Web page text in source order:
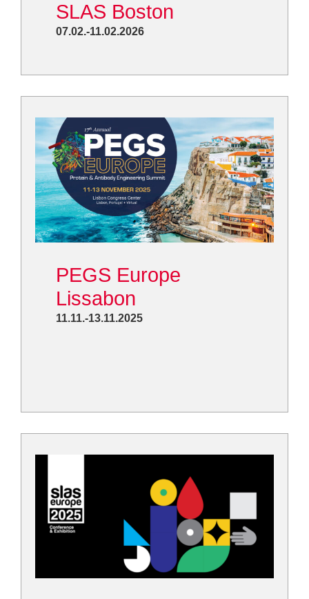
SLAS Boston
07.02.-11.02.2026
PEGS Europe
Lissabon
11.11.-13.11.2025